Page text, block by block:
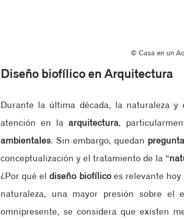
© Casa en un
Diseño biofílico en Arquitectura
Durante la última década, la naturaleza
atención en la arquitectura,
ambientales. Sin embargo, quedan
conceptualización y el tratamiento de la “
¿Por qué el diseño biofílico es relevante hoy
naturaleza, una mayor presión sobre el
omnipresente, se considera que existen